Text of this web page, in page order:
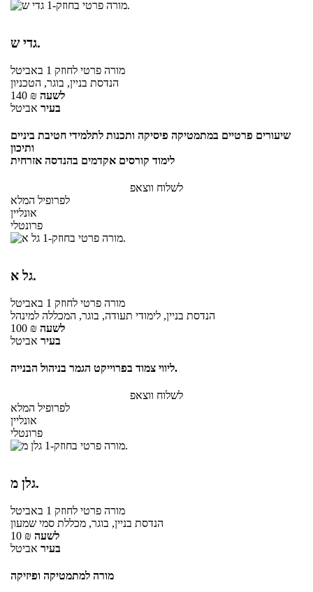
גדי ש.
מורה פרטי לחוזק 1
באביטל
הנדסת בניין, בוגר, הטכניון
140 ₪ לשעה
בעיר אביטל
שיעורים פרטיים במתמטיקה פיסיקה ותכנות לתלמידי חטיבת ביניים
ותיכון
לימוד קורסים אקדמים בהנדסה אזרחית
לשלוח ווצאפ
לפרופיל המלא
אונליין
פרונטלי
גל א.
מורה פרטי לחוזק 1
באביטל
הנדסת בניין, לימודי תעודה, בוגר, המכללה למינהל
100 ₪ לשעה
בעיר אביטל
ליווי צמוד בפרוייקט הגמר בניהול הבנייה.
לשלוח ווצאפ
לפרופיל המלא
אונליין
פרונטלי
גלן מ.
מורה פרטי לחוזק 1
באביטל
הנדסת בניין, בוגר, מכללת סמי שמעון
10 ₪ לשעה
בעיר אביטל
מורה למתמטיקה ופיזיקה